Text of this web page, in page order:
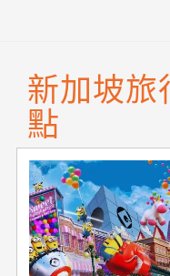
新加坡旅
點